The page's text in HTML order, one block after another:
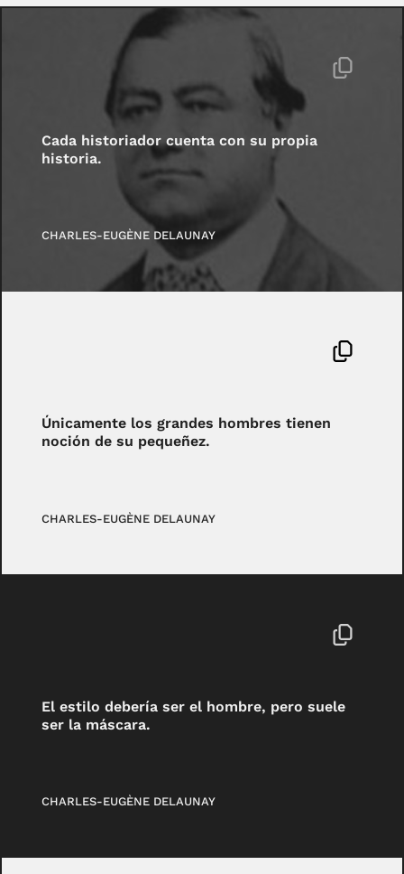
Cada historiador cuenta con su propia
historia.
CHARLES-EUGÈNE DELAUNAY
Únicamente los grandes hombres tienen
noción de su pequeñez.
CHARLES-EUGÈNE DELAUNAY
El estilo debería ser el hombre, pero suele
ser la máscara.
CHARLES-EUGÈNE DELAUNAY